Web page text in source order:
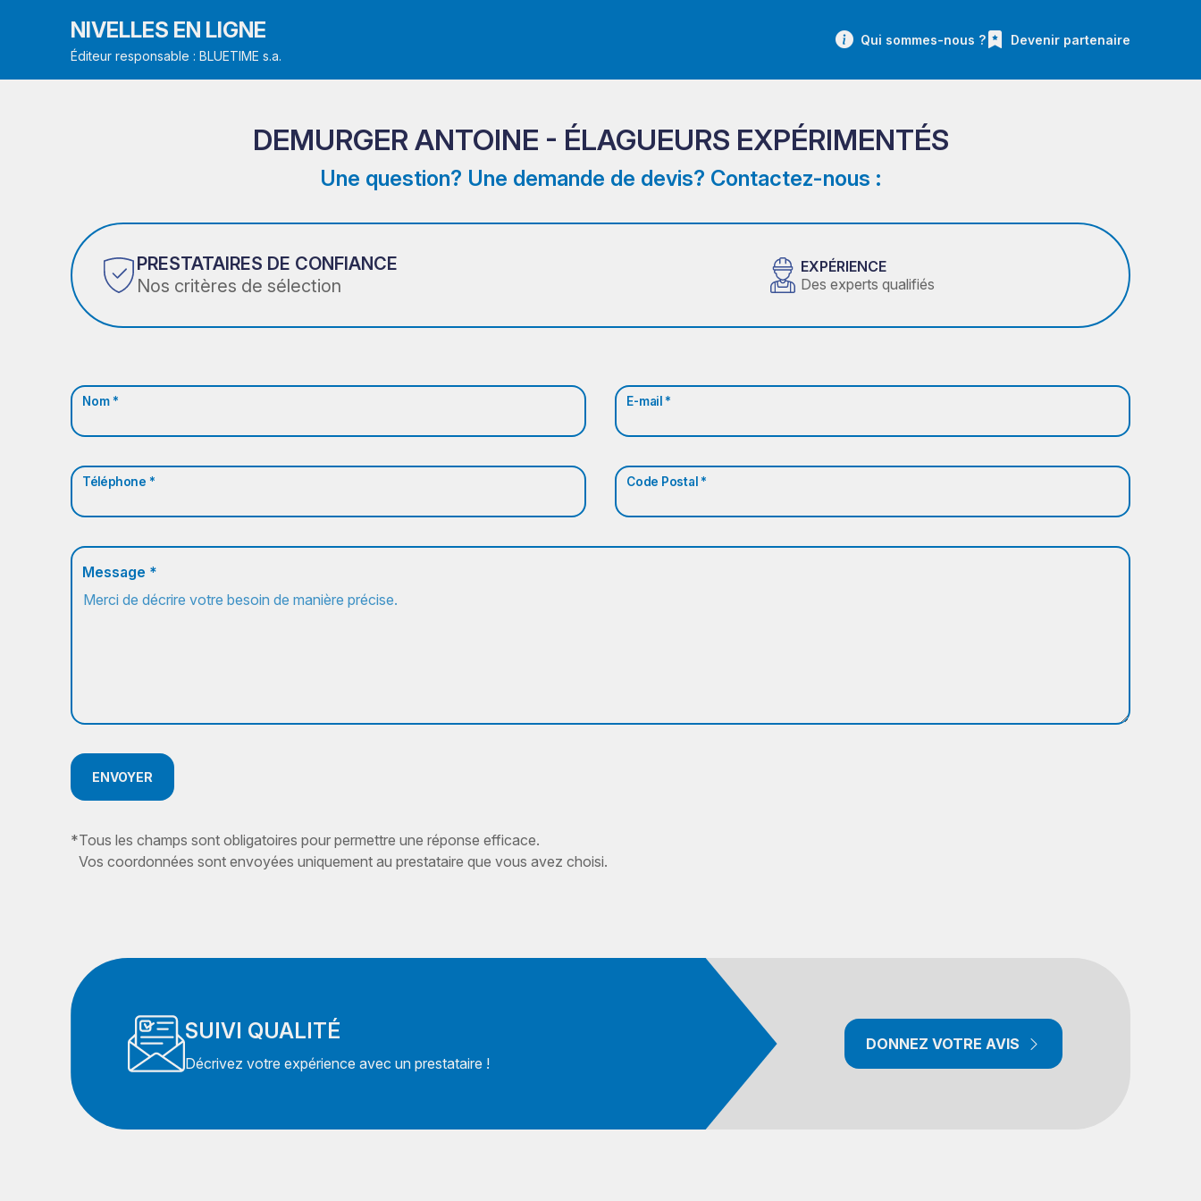
NIVELLES EN LIGNE
Éditeur responsable : BLUETIME s.a.
Qui sommes-nous ? Devenir partenaire
DEMURGER ANTOINE - ÉLAGUEURS EXPÉRIMENTÉS
Une question? Une demande de devis? Contactez-nous :
PRESTATAIRES DE CONFIANCE
Nos critères de sélection
EXPÉRIENCE
Des experts qualifiés
Nom * E-mail *
Téléphone * Code Postal *
Message *
ENVOYER
*Tous les champs sont obligatoires pour permettre une réponse efficace.
Vos coordonnées sont envoyées uniquement au prestataire que vous avez choisi.
SUIVI QUALITÉ
Décrivez votre expérience avec un prestataire !
DONNEZ VOTRE AVIS